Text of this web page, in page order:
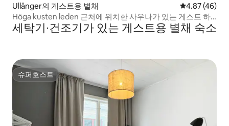
Ullånger의 게스트용 별채 평점 4.87점(5
4.87 (46)
Höga kusten leden 근처에 위치한 사우나가 있는 게스트 하
우스
세탁기∙건조기가 있는 게스트용 별채 숙소
슈퍼호스트
슈퍼호스트